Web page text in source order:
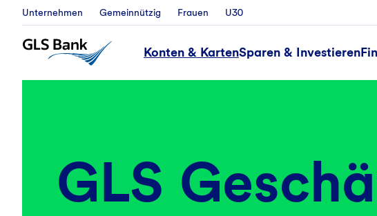
Unternehmen Gemeinnützig Frauen U30
Konten & KartenSparen & Investieren
GLS